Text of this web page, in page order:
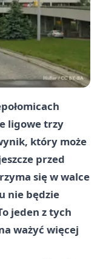
ligowe trzy
który może
przed
się w walce
nie będzie
jeden z tych
ważyć więcej